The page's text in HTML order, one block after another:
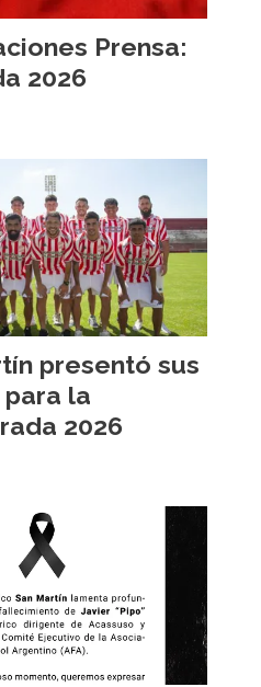
Prensa:
2026
presentó sus
la
2026